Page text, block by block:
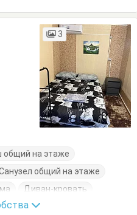
3
общий на этаже
общий на этаже
Диван-кровать
Кресло-кровать